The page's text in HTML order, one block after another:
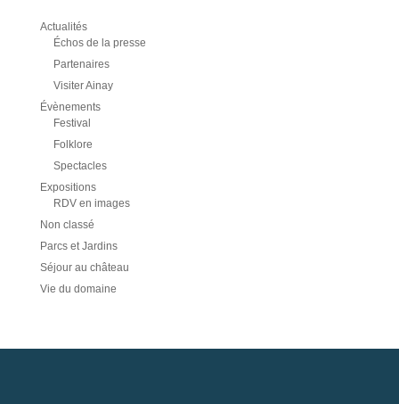
Actualités
Échos de la presse
Partenaires
Visiter Ainay
Évènements
Festival
Folklore
Spectacles
Expositions
RDV en images
Non classé
Parcs et Jardins
Séjour au château
Vie du domaine